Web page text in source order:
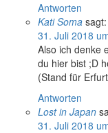
Antworten
Kati Soma sagt:
31. Juli 2018
Also ich denke
du hier bist ;D
(Stand für
Antworten
Lost in Japan
31. Juli 2018